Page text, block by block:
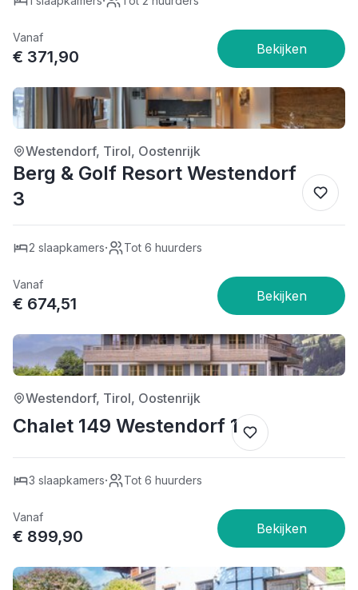
Vanaf
€ 371,90
5/5
Westendorf, Tirol, Oostenrijk
Berg & Golf Resort Westendorf
3
2 slaapkamers· Tot 6 huurders
Vanaf
€ 674,51
Westendorf, Tirol, Oostenrijk
Chalet 149 Westendorf 1
3 slaapkamers· Tot 6 huurders
Vanaf
€ 899,90
4/5